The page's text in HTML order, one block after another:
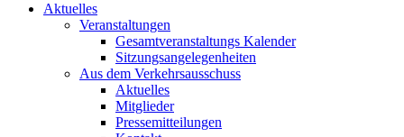
Aktuelles
Veranstaltungen
Gesamtveranstaltungs Kalender
Sitzungsangelegenheiten
Aus dem Verkehrsausschuss
Aktuelles
Mitglieder
Pressemitteilungen